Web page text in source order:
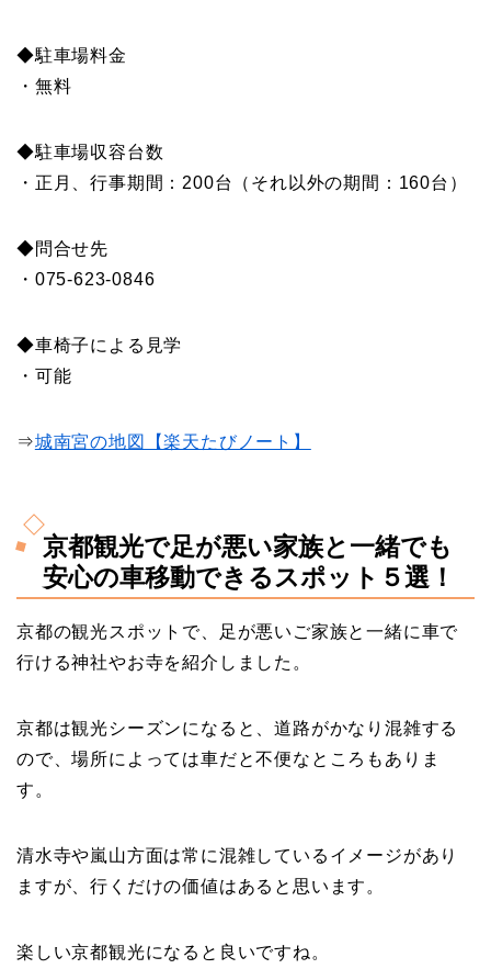
◆駐車場料金
・無料
◆駐車場収容台数
・正月、行事期間：200台（それ以外の期間：160台）
◆問合せ先
・075-623-0846
◆車椅子による見学
・可能
⇒城南宮の地図【楽天たびノート】
京都観光で足が悪い家族と一緒でも
安心の車移動できるスポット５選！
京都の観光スポットで、足が悪いご家族と一緒に車で
行ける神社やお寺を紹介しました。
京都は観光シーズンになると、道路がかなり混雑する
ので、場所によっては車だと不便なところもありま
す。
清水寺や嵐山方面は常に混雑しているイメージがあり
ますが、行くだけの価値はあると思います。
楽しい京都観光になると良いですね。